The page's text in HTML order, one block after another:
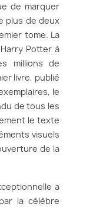
de marquer
plus de deux
tome. La
Potter à
millions de
livre, publié
le
de tous les
le texte
visuels
de la
a
la célèbre